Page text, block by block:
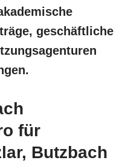
geschäftliche
für
Butzbach